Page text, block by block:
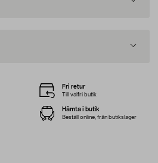
Fri retur
Till valfri butik
Hämta i butik
Beställ online, från butikslager